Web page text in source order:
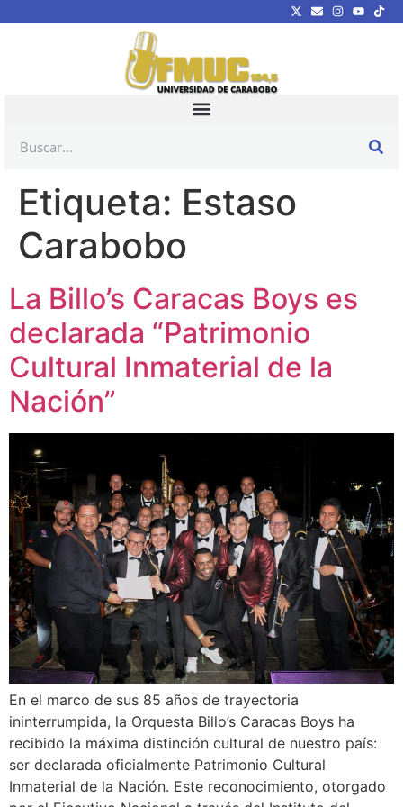
Etiqueta: Estaso
Carabobo
La Billo’s Caracas Boys es
declarada “Patrimonio
Cultural Inmaterial de la
Nación”
En el marco de sus 85 años de trayectoria
ininterrumpida, la Orquesta Billo’s Caracas Boys ha
recibido la máxima distinción cultural de nuestro país:
ser declarada oficialmente Patrimonio Cultural
Inmaterial de la Nación. Este reconocimiento, otorgado